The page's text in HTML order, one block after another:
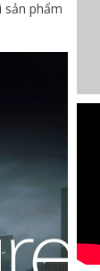
sản phẩm